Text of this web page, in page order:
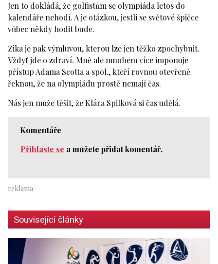
Jen to dokládá, že golfistům se olympiáda letos do
kalendáře nehodí. A je otázkou, jestli se světové špičce
vůbec někdy hodit bude.
Zika je pak výmluvou, kterou lze jen těžko zpochybnit.
Vždyť jde o zdraví. Mně ale mnohem více imponuje
přístup Adama Scotta a spol., kteří rovnou otevřeně
řeknou, že na olympiádu prostě nemají čas.
Nás jen může těšit, že Klára Spilková si čas udělá.
Komentáře
Přihlaste se a můžete přidat komentář.
Související články